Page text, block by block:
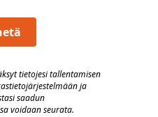
tietojesi tallentamisen
ja
saadun
voidaan seurata.